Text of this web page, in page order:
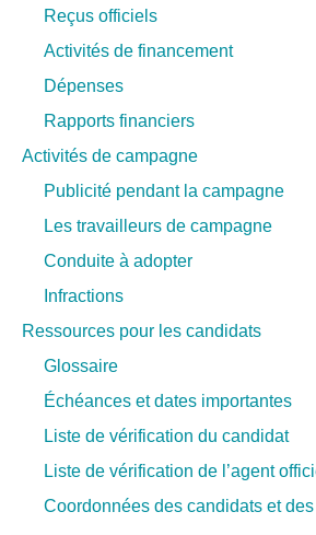
Reçus officiels
Activités de financement
Dépenses
Rapports financiers
Activités de campagne
Publicité pendant la campagne
Les travailleurs de campagne
Conduite à adopter
Infractions
Ressources pour les candidats
Glossaire
Échéances et dates importantes
Liste de vérification du candidat
Liste de vérification de l’agent
Coordonnées des candidats et